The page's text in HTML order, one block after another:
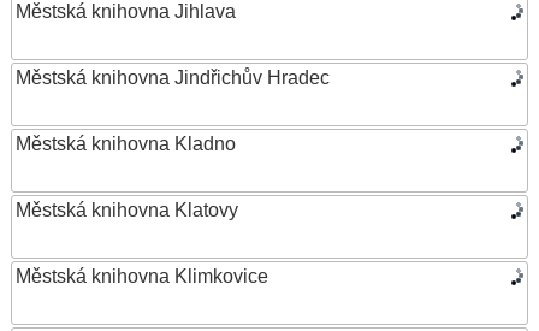
Městská knihovna Jihlava
Městská knihovna Jindřichův Hradec
Městská knihovna Kladno
Městská knihovna Klatovy
Městská knihovna Klimkovice